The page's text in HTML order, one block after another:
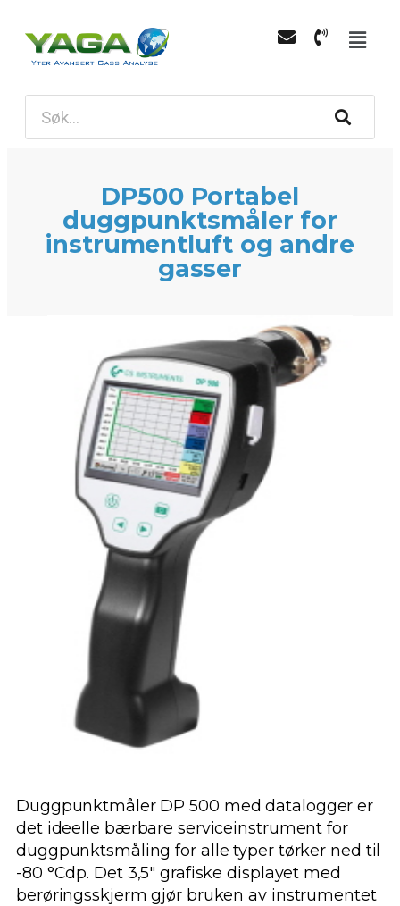
DP500 Portabel
duggpunktsmåler for
instrumentluft og andre
gasser
Duggpunktmåler DP 500 med datalogger er
det ideelle bærbare serviceinstrument for
duggpunktsmåling for alle typer tørker ned til
-80 °Cdp. Det 3,5″ grafiske displayet med
berøringsskjerm gjør bruken av instrumentet